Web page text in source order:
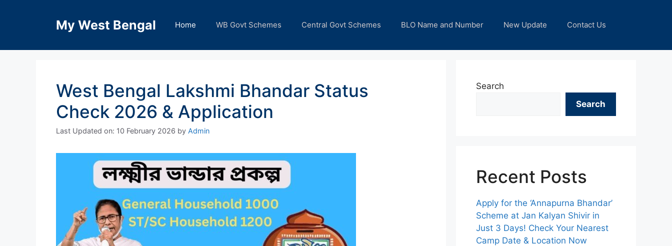
My West Bengal Home WB Govt Schemes Central Govt Schemes BLO Name and Number New Update Contact Us
West Bengal Lakshmi Bhandar Status
Check 2026 & Application
Last Updated on: 10 February 2026 by Admin
Search
Search
Recent Posts
Apply for the ‘Annapurna Bhandar’
Scheme at Jan Kalyan Shivir in
Just 3 Days! Check Your Nearest
Camp Date & Location Now